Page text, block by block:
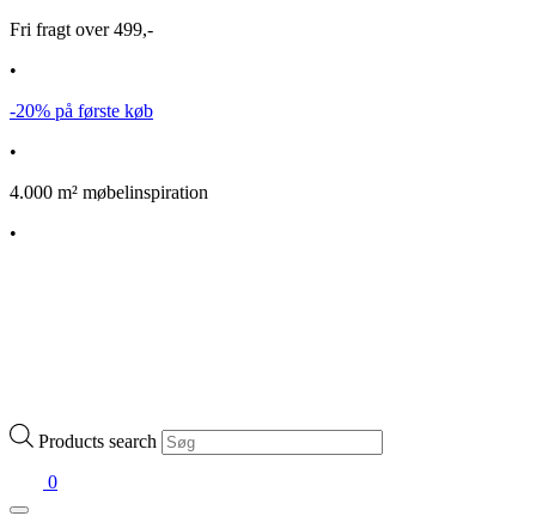
Fri fragt over 499,-
•
-20% på første køb
•
4.000 m² møbelinspiration
•
Products search
0